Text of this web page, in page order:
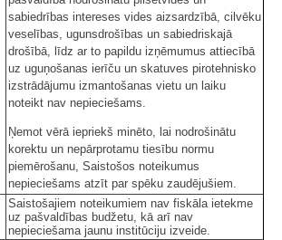
sabiedrības intereses vides aizsardzībā, cilvēku
veselības, ugunsdrošības un sabiedriskajā
drošībā, līdz ar to papildu izņēmumus attiecībā
uz uguņošanas ierīču un skatuves pirotehnisko
izstrādājumu izmantošanas vietu un laiku
noteikt nav nepieciešams.
Ņemot vērā iepriekš minēto, lai nodrošinātu
korektu un nepārprotamu tiesību normu
piemērošanu, Saistošos noteikumus
nepieciešams atzīt par spēku zaudējušiem.
Saistošajiem noteikumiem nav fiskāla ietekme
uz pašvaldības budžetu, kā arī nav
nepieciešama jaunu institūciju izveide.